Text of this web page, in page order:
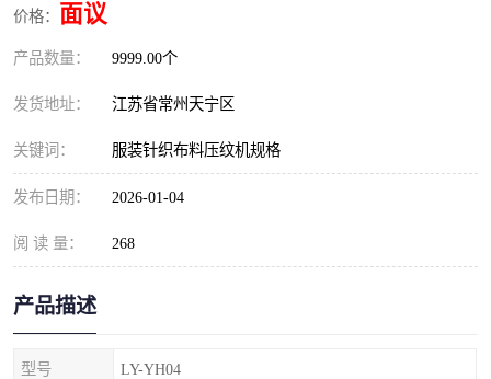
价格： 面议
产品数量： 9999.00个
发货地址： 江苏省常州天宁区
关键词： 服装针织布料压纹机规格
发布日期： 2026-01-04
阅 读 量： 268
产品描述
型号 LY-YH04